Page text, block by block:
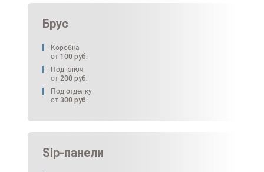
Брус
Коробка
от 100 руб.
Под ключ
от 200 руб.
Под отделку
от 300 руб.
Sip-панели